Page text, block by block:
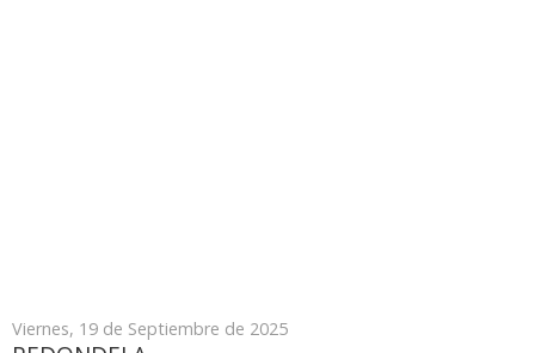
Viernes, 19 de Septiembre de 2025